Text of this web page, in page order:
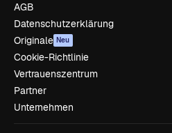
AGB
Datenschutzerklärung
Originale Neu
Cookie-Richtlinie
Vertrauenszentrum
Partner
Unternehmen